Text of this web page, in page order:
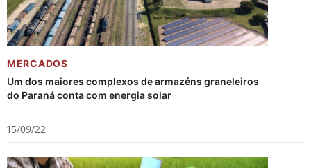
MERCADOS
Um dos maiores complexos de armazéns graneleiros
do Paraná conta com energia solar
15/09/22